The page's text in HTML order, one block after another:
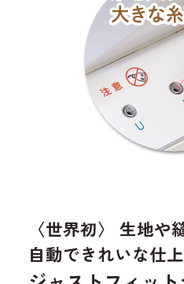
〈世界初〉 生地や
自動できれいな仕